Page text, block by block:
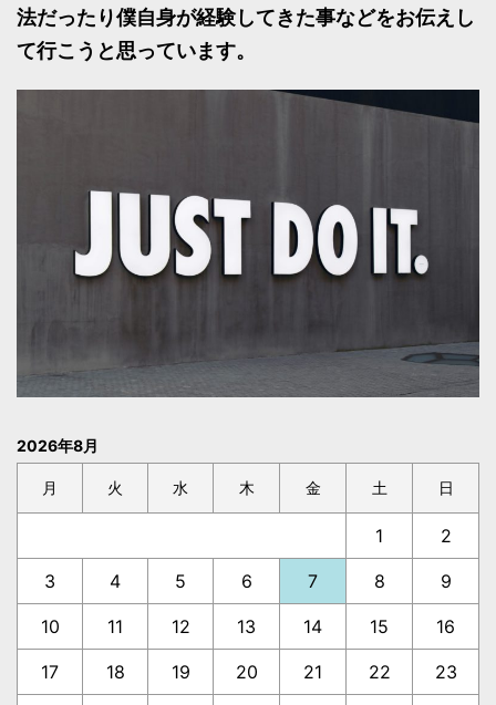
法だったり僕自身が経験してきた事などをお伝えし
て行こうと思っています。
2026年8月
月 火 水 木 金 土 日
1 2
3 4 5 6 7 8 9
10 11 12 13 14 15 16
17 18 19 20 21 22 23